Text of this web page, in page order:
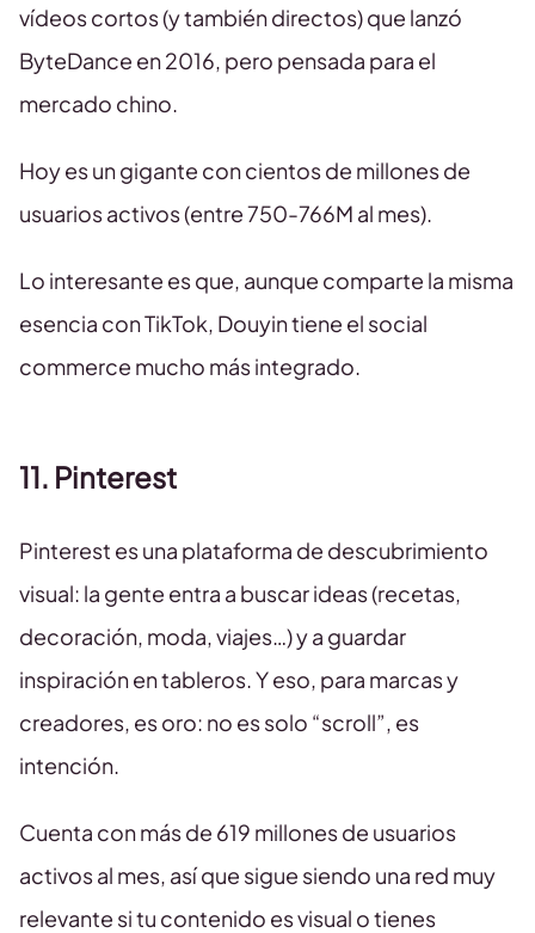
vídeos cortos (y también directos) que lanzó
ByteDance en 2016, pero pensada para el
mercado chino.
Hoy es un gigante con cientos de millones de
usuarios activos (entre 750-766M al mes).
Lo interesante es que, aunque comparte la misma
esencia con TikTok, Douyin tiene el social
commerce mucho más integrado.
11. Pinterest
Pinterest es una plataforma de descubrimiento
visual: la gente entra a buscar ideas (recetas,
decoración, moda, viajes…) y a guardar
inspiración en tableros. Y eso, para marcas y
creadores, es oro: no es solo “scroll”, es
intención.
Cuenta con más de 619 millones de usuarios
activos al mes, así que sigue siendo una red muy
relevante si tu contenido es visual o tienes